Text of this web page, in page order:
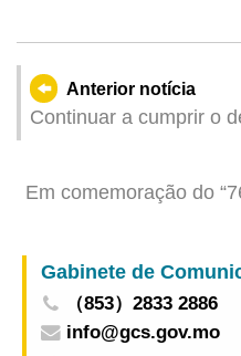
Anterior notícia
Continuar a cumprir o
responsabilidade nos
para um
Em comemoração do
Dia Nacional e do Dia
Gabinete de
（853）2833 2886
info@gcs.gov.mo